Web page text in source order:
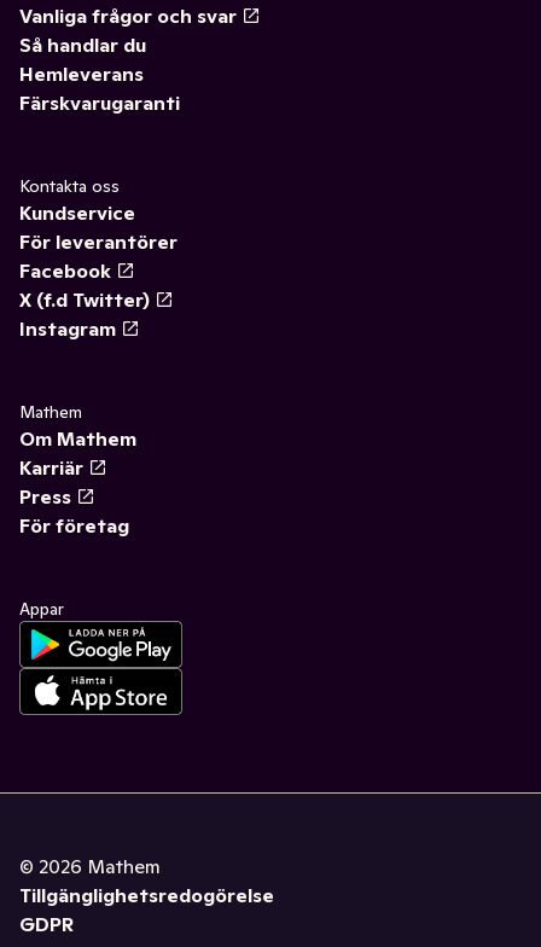
Vanliga frågor och svar
Så handlar du
Hemleverans
Färskvarugaranti
Kontakta oss
Kundservice
För leverantörer
Facebook
X (f.d Twitter)
Instagram
Mathem
Om Mathem
Karriär
Press
För företag
Appar
© 2026 Mathem
Tillgänglighetsredogörelse
GDPR